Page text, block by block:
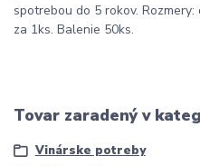
spotrebou do 5 rokov.
za 1ks. Balenie 50ks.
Tovar zaradený v
Vinárske potreby